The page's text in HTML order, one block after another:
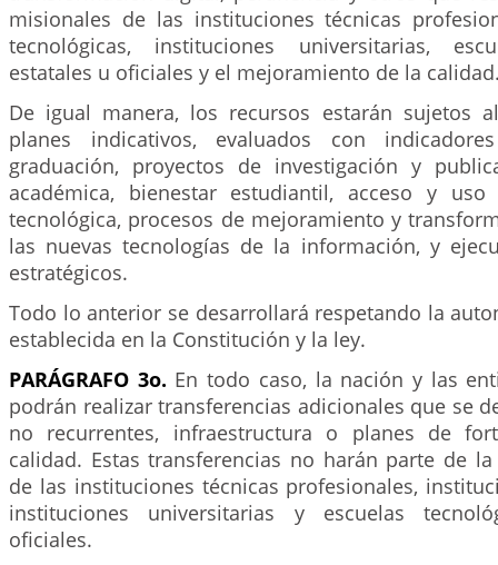
misionales de las instituciones técnicas
tecnológicas, instituciones universitarias,
estatales u oficiales y el mejoramiento de la
De igual manera, los recursos estarán sujetos
planes indicativos, evaluados con
graduación, proyectos de investigación y
académica, bienestar estudiantil, acceso y
tecnológica, procesos de mejoramiento y
las nuevas tecnologías de la información, y
estratégicos.
Todo lo anterior se desarrollará respetando la
establecida en la Constitución y la ley.
PARÁGRAFO 3o. En todo caso, la nación y las
podrán realizar transferencias adicionales que se
no recurrentes, infraestructura o planes de
calidad. Estas transferencias no harán parte de
de las instituciones técnicas profesionales,
instituciones universitarias y escuelas
oficiales.